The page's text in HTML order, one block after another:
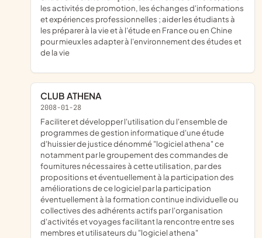
les activités de promotion, les échanges d'informations
et expériences professionnelles ; aider les étudiants à
les préparer à la vie et à l'étude en France ou en Chine
pour mieux les adapter à l'environnement des études et
de la vie
CLUB ATHENA
2008-01-28
faciliter et développer l'utilisation du l'ensemble de
programmes de gestion informatique d'une étude
d'huissier de justice dénommé "logiciel athena" ce
notamment par le groupement des commandes de
fournitures nécessaires à cette utilisation, par des
propositions et éventuellement à la participation des
améliorations de ce logiciel par la participation
éventuellement à la formation continue individuelle ou
collectives des adhérents actifs par l'organisation
d'activités et voyages facilitant la rencontre entre ses
membres et utilisateurs du "logiciel athena"